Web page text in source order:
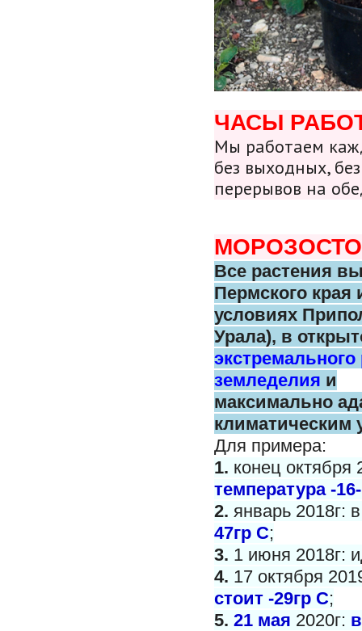
ЧАСЫ
Мы работаем
без выходных,
перерывов на
Все растения
Пермского края
условиях
Урала), в
экстремального
земледелия и
максимально
климатическим
Для примера:
1. конец октября
температура -
2. январь 2018г:
47гр С;
3. 1 июня 2018г:
4. 17 октября
стоит -29гр С;
5. 21 мая 2020г: